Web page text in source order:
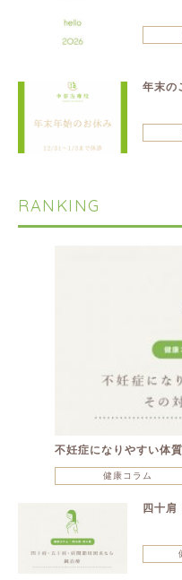
年末の
RANKING
不妊症になりやすい体
健康コラム
四十肩